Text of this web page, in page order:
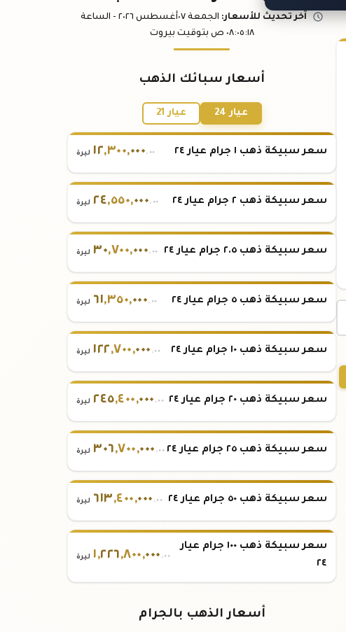
آخر تحديث للأسعار: الجمعة ٠٧ أغسطس ٢٠٢٦ -
الساعة
٠٨:٠٥:١٨ ص بتوقيت بيروت
أسعار سبائك الذهب
عيار 24 عيار 21
سعر سبيكة ذهب ١ جرام عيار ٢٤ ١٢,٣٠٠,٠٠٠.٠٠ ليرة
سعر سبيكة ذهب ٢ جرام عيار ٢٤ ٢٤,٥٥٠,٠٠٠.٠٠ ليرة
سعر سبيكة ذهب ٢.٥ جرام عيار ٢٤ ٣٠,٧٠٠,٠٠٠.٠٠ ليرة
سعر سبيكة ذهب ٥ جرام عيار ٢٤ ٦١,٣٥٠,٠٠٠.٠٠ ليرة
سعر سبيكة ذهب ١٠ جرام عيار ٢٤ ١٢٢,٧٠٠,٠٠٠ .٠٠ ليرة
سعر سبيكة ذهب ٢٠ جرام عيار ٢٤ ٢٤٥,٤٠٠,٠٠٠ .٠٠ ليرة
سعر سبيكة ذهب ٢٥ جرام عيار ٢٤ ٣٠٦,٧٠٠,٠٠٠ .٠٠ ليرة
سعر سبيكة ذهب ٥٠ جرام عيار ٢٤ ٦١٣,٤٠٠,٠٠٠ .٠٠ ليرة
سعر سبيكة ذهب ١٠٠ جرام عيار
٢٤
١,٢٢٦,٨٠٠,٠٠٠ .٠٠ ليرة
أسعار الذهب بالجرام